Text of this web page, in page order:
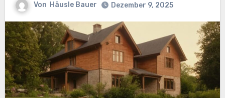
Von Häusle Bauer Dezember 9, 2025